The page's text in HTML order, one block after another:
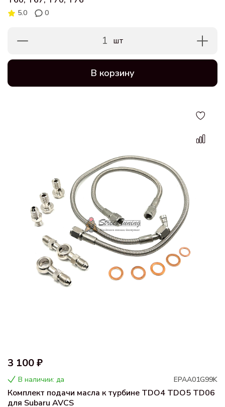
5.0 0
1 шт
В корзину
3 100 ₽
В наличии: да EPAA01G99K
Комплект подачи масла к турбине TDO4 TDO5 TD06
для Subaru AVCS